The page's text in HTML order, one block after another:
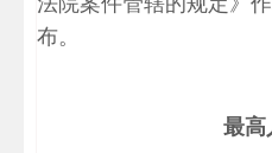
布。
最高